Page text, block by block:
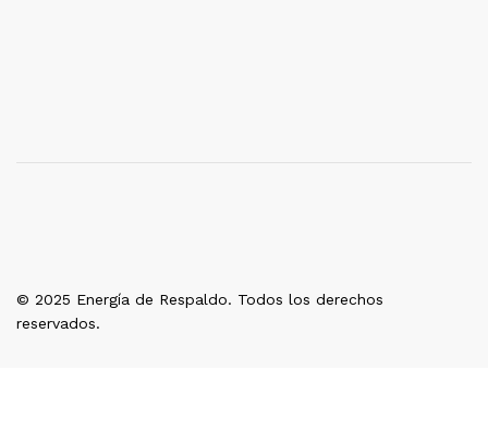
© 2025 Energía de Respaldo. Todos los derechos
reservados.